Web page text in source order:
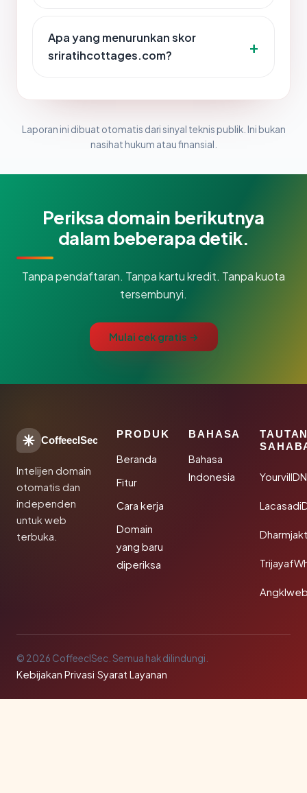
Apa yang menurunkan skor
sriratihcottages.com?
Laporan ini dibuat otomatis dari sinyal teknis publik. Ini bukan
nasihat hukum atau finansial.
Periksa domain berikutnya
dalam beberapa detik.
Tanpa pendaftaran. Tanpa kartu kredit. Tanpa kuota
tersembunyi.
Mulai cek gratis →
CoffeeclSec
Intelijen domain
otomatis dan
independen
untuk web
terbuka.
PRODUK
Beranda
Fitur
Cara kerja
Domain
yang baru
diperiksa
BAHASA
Bahasa
Indonesia
© 2026 CoffeeclSec. Semua hak dilindungi.
Kebijakan Privasi·Syarat Layanan